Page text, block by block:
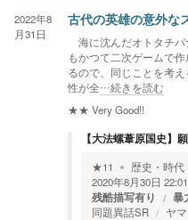
2022年8
月31日
古代の英雄の意外な
海に沈んだオトタチ
もかつて二次ゲームで
るので、同じことを考
性が全…続きを読む
★★ Very Good!!
【大法螺葦原国史】
★11 歴史・時代
2020年8月30日 22:01
残酷描写有り 暴
同題異話SR ヤ